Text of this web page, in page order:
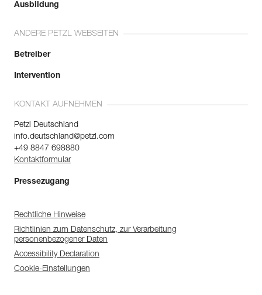
Ausbildung
ANDERE PETZL WEBSEITEN
Betreiber
Intervention
KONTAKT AUFNEHMEN
Petzl Deutschland
info.deutschland@petzl.com
+49 8847 698880
Kontaktformular
Pressezugang
Rechtliche Hinweise
Richtlinien zum Datenschutz, zur Verarbeitung
personenbezogener Daten
Accessibility Declaration
Cookie-Einstellungen